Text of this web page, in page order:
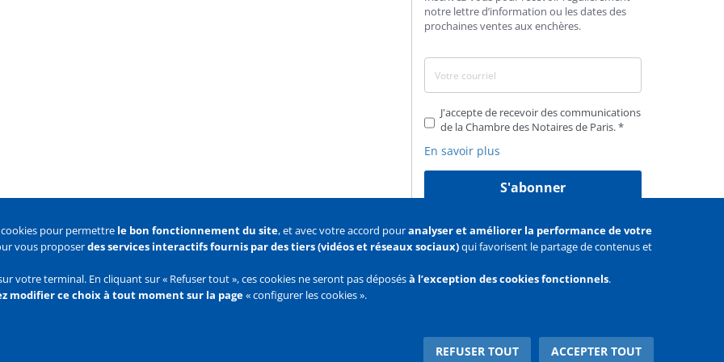
notre lettre d’information ou les dates des
prochaines ventes aux enchères.
J'accepte de recevoir des communications
de la Chambre des Notaires de Paris.
En savoir plus
S'abonner
Flux
pour permettre le bon fonctionnement du site, et avec votre accord pouranalyser et améliorer la performance de votre
vous proposerdes services interactifs fournis par des tiers (vidéos et réseaux sociaux)qui favorisent le partage de contenus et
votre terminal. En cliquant sur « Refuser tout », ces cookies ne seront pas déposésà l’exception des cookies fonctionnels.
modifier ce choix à tout moment sur la page« configurer les cookies ».
ACCEPTER TOUT
REFUSER TOUT